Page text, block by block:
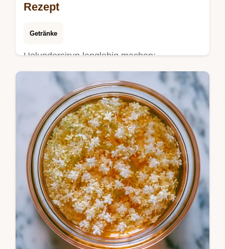
Rezept
Getränke
Holundersirup langlebig machen:
Holunderblütensirup selber machen gelingt
mit unserem Portionsrechner. Haltbarer
Holundersirup mit Zitronensäure in 72 Std.